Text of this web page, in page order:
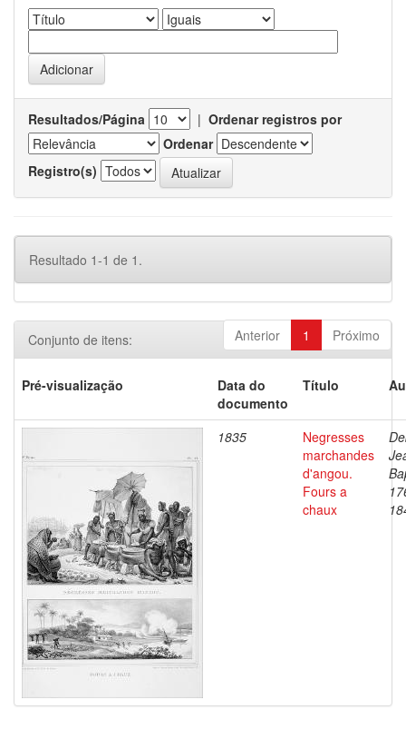
Resultados/Página | Ordenar registros por
Ordenar
Registro(s)
Resultado 1-1 de 1.
Anterior 1 Próximo
Conjunto de itens:
Pré-visualização
Data do
documento
Título
1835
Negresses
marchandes
d'angou.
Fours a
chaux